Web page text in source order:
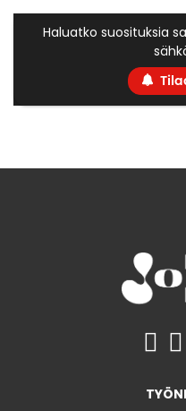
Haluatko suosituksia